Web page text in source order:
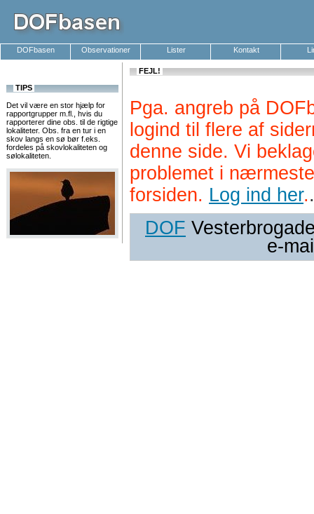
DOFbasen Observationer Lister Kontakt
TIPS
Det vil være en stor hjælp for
rapportgrupper m.fl., hvis du
rapporterer dine obs. til de rigtige
lokaliteter. Obs. fra en tur i en
skov langs en sø bør f.eks.
fordeles på skovlokaliteten og
sølokaliteten.
FEJL!
Pga. angreb på
logind til flere af
denne side. Vi
problemet i
forsiden. Log ind her..
DOF
e-